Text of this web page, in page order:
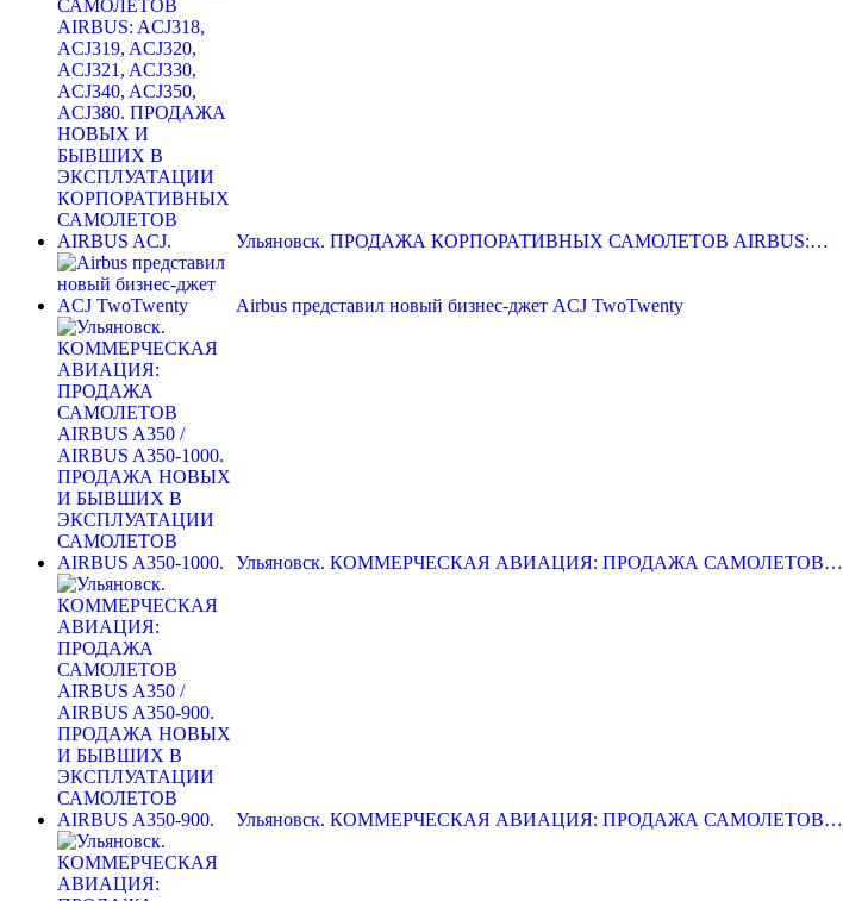
Ульяновск. ПРОДАЖА КОРПОРАТИВНЫХ САМОЛЕТОВ AIRBUS:…
Airbus представил новый бизнес-джет ACJ TwoTwenty
Ульяновск. КОММЕРЧЕСКАЯ АВИАЦИЯ: ПРОДАЖА САМОЛЕТОВ…
Ульяновск. КОММЕРЧЕСКАЯ АВИАЦИЯ: ПРОДАЖА САМОЛЕТОВ…